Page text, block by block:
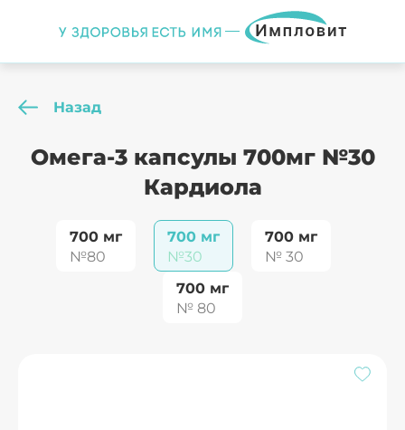
Назад
Омега-3 капсулы 700мг №30
Кардиола
700 мг
№80
700 мг
№30
700 мг
№ 30
700 мг
№ 80